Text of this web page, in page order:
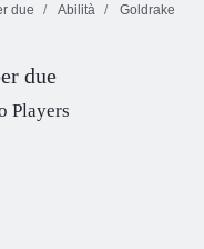
due Abilità
Goldrake
due
Players